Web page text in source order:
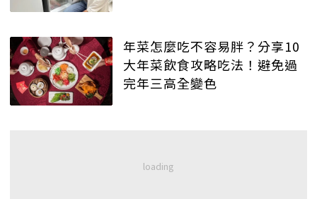
年菜怎麼吃不容易胖？分享10
大年菜飲食攻略吃法！避免過
完年三高全變色